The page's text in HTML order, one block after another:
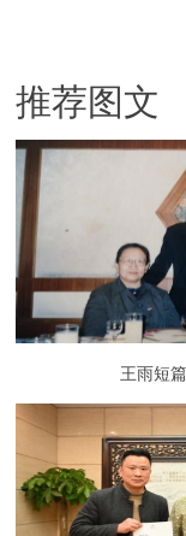
推荐图文
王雨短